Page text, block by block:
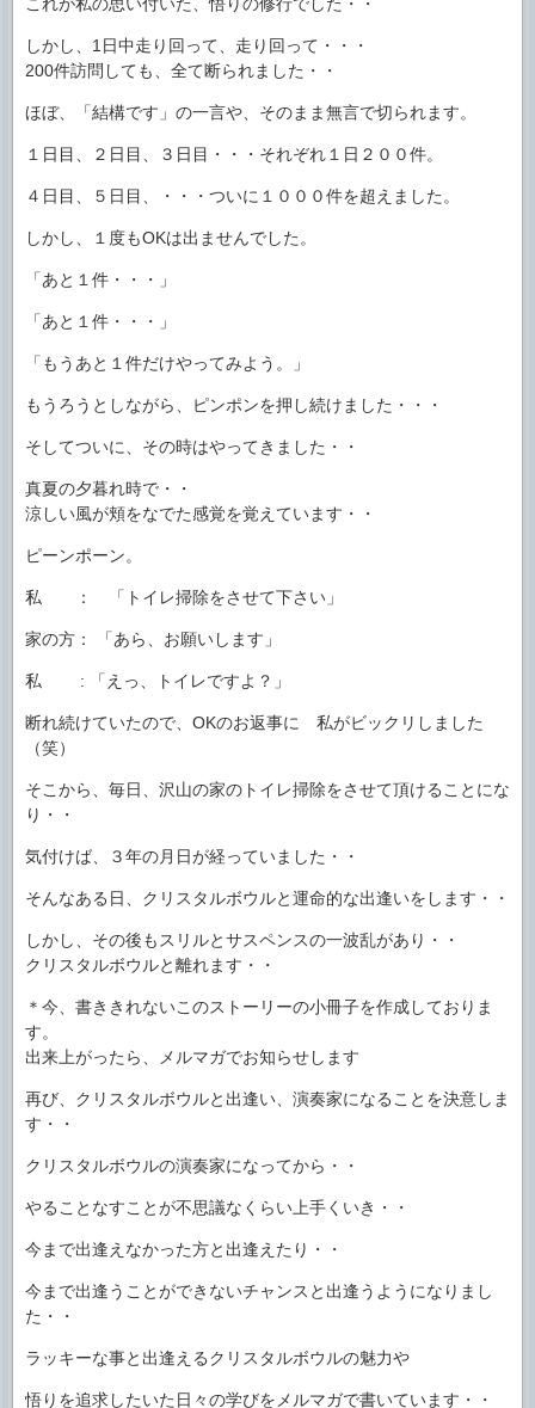
しかし、1日中走り回って、走り回って・・・
200件訪問しても、全て断られました・・
ほぼ、「結構です」の一言や、そのまま無言で切られます。
１日目、２日目、３日目・・・それぞれ１日２００件。
４日目、５日目、・・・ついに１０００件を超えました。
しかし、１度もOKは出ませんでした。
「あと１件・・・」
「あと１件・・・」
「もうあと１件だけやってみよう。」
もうろうとしながら、ピンポンを押し続けました・・・
そしてついに、その時はやってきました・・
真夏の夕暮れ時で・・
涼しい風が頬をなでた感覚を覚えています・・
ピーンポーン。
私 ： 「トイレ掃除をさせて下さい」
家の方： 「あら、お願いします」
私 : 「えっ、トイレですよ？」
断れ続けていたので、OKのお返事に 私がビックリしました
（笑）
そこから、毎日、沢山の家のトイレ掃除をさせて頂けることにな
り・・
気付けば、３年の月日が経っていました・・
そんなある日、クリスタルボウルと運命的な出逢いをします・・
しかし、その後もスリルとサスペンスの一波乱があり・・
クリスタルボウルと離れます・・
＊今、書ききれないこのストーリーの小冊子を作成しておりま
す。
出来上がったら、メルマガでお知らせします
再び、クリスタルボウルと出逢い、演奏家になることを決意しま
す・・
クリスタルボウルの演奏家になってから・・
やることなすことが不思議なくらい上手くいき・・
今まで出逢えなかった方と出逢えたり・・
今まで出逢うことができないチャンスと出逢うようになりまし
た・・
ラッキーな事と出逢えるクリスタルボウルの魅力や
悟りを追求したいた日々の学びをメルマガで書いています・・